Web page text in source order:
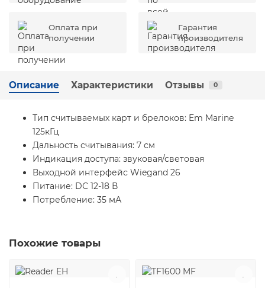
Оплата при
получении
Гарантия
производителя
Описание Характеристики Отзывы 0
Тип считываемых карт и брелоков: Em Marine
125кГц
Дальность считывания: 7 см
Индикация доступа: звуковая/световая
Выходной интерфейс Wiegand 26
Питание: DС 12-18 В
Потребление: 35 мА
Похожие товары